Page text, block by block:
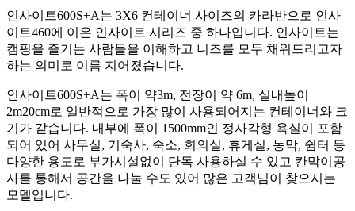
인사이트600S+A는 3X6 컨테이너 사이즈의 카라반으로 인사
이트460에 이은 인사이트 시리즈 중 하나입니다. 인사이트는
캠핑을 즐기는 사람들을 이해하고 니즈를 모두 채워드리고자
하는 의미로 이름 지어졌습니다.
인사이트600S+A는 폭이 약3m, 전장이 약 6m, 실내높이
2m20cm로 일반적으로 가장 많이 사용되어지는 컨테이너와 크
기가 같습니다. 내부에 폭이 1500mm인 정사각형 욕실이 포함
되어 있어 사무실, 기숙사, 숙소, 회의실, 휴게실, 농막, 쉼터 등
다양한 용도로 부가시설없이 단독 사용하실 수 있고 칸막이공
사를 통해서 공간을 나눌 수도 있어 많은 고객님이 찾으시는
모델입니다.